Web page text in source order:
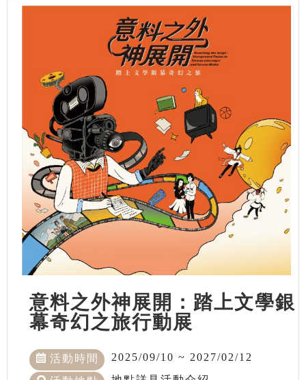
意料之外神展開：踏上文學銀
幕奇幻之旅行動展
活動時間 2025/09/10 ~ 2027/02/12